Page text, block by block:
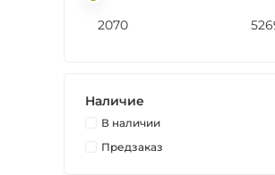
Наличие
В наличии
Предзаказ